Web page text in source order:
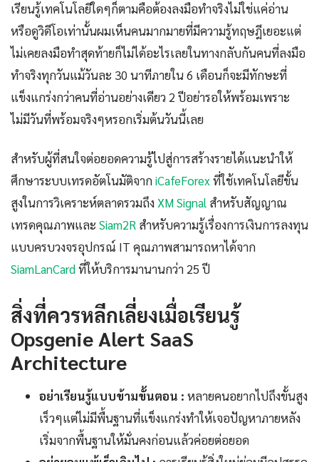
เรียนรู้เทคโนโลยีใดๆก็ตามคือต้องลงมือทำจริงไม่ใช่แค่อ่าน
หรือดูวิดีโอเท่านั้นผมเห็นคนมากมายที่มีความรู้ทฤษฎีเยอะแต่
ไม่เคยลงมือทำสุดท้ายก็ไม่ได้อะไรเลยในทางกลับกันคนที่ลงมือ
ทำจริงทุกวันแม้วันละ 30 นาทีภายใน 6 เดือนก็จะมีทักษะที่
แข็งแกร่งกว่าคนที่อ่านอย่างเดียว 2 ปีอย่ารอให้พร้อมเพราะ
ไม่มีวันที่พร้อมจริงๆหรอกเริ่มต้นวันนี้เลย
สำหรับผู้ที่สนใจต่อยอดความรู้ไปสู่การสร้างรายได้แนะนำให้
ศึกษาระบบเทรดอัตโนมัติจากiCafeForex ที่ใช้เทคโนโลยีขั้น
สูงในการวิเคราะห์ตลาดรวมถึง XM Signal สำหรับสัญญาณ
เทรดคุณภาพและ Siam2R สำหรับความรู้เรื่องการเงินการลงทุน
แบบครบวงจรอุปกรณ์ IT คุณภาพสามารถหาได้จาก
SiamLanCardที่ให้บริการมานานกว่า 25 ปี
สิ่งที่ควรหลีกเลี่ยงเมื่อเรียนรู้
Opsgenie Alert SaaS
Architecture
อย่าเรียนรู้แบบข้ามขั้นตอน : หลายคนอยากไปถึงขั้นสูง
เร็วๆแต่ไม่มีพื้นฐานที่แข็งแกร่งทำให้เจอปัญหาภายหลัง
เริ่มจากพื้นฐานให้มั่นคงก่อนแล้วค่อยต่อยอด